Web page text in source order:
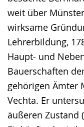
weit über
wirksame
Lehrerbildung,
Haupt- und
Bauerschaften
gehörigen Ämter
Vechta. Er
äußeren Zustand